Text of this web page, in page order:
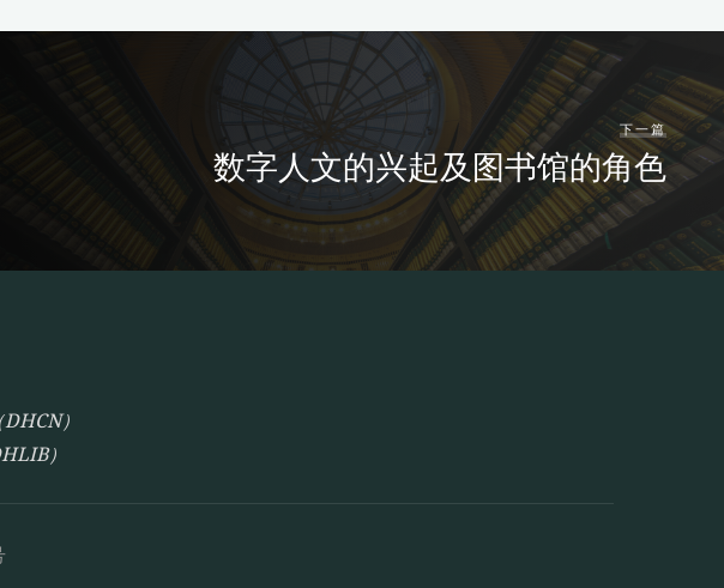
下一篇
数字人文的兴起及图书馆的角色
）
）